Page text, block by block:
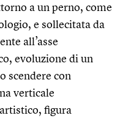
a un perno, come
e sollecitata da
all’asse
evoluzione di un
scendere con
verticale
figura